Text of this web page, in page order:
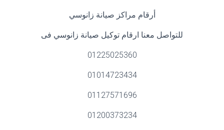
أرقام مراكز صيانة زانوسي
للتواصل معنا ارقام توكيل صيانة زانوسي فى
01225025360
01014723434
01127571696
01200373234